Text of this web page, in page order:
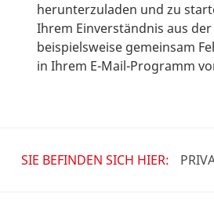
herunterzuladen und zu
Ihrem Einverständnis aus
beispielsweise gemeinsam
in Ihrem E-Mail-Programm
SIE BEFINDEN SICH HIER: